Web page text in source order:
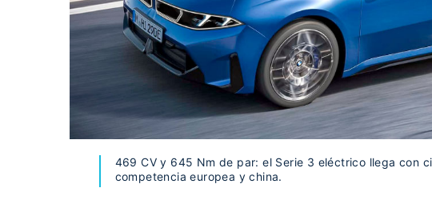
469 CV y 645 Nm de par: el Serie 3 eléctrico llega con
competencia europea y china.